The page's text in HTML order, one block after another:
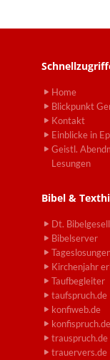
Home
Blickpunkt
Kontakt
Einblicke in
Geistl.
Lesungen
Bibel &
Dt.
Bibelserver
Kirchenjahr
Taufbegleiter
taufspruch.de
konfiweb.de
konfispruch.de
trauspruch.de
trauervers.de